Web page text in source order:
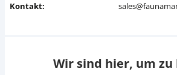
Kontakt:
Wir sind hier, um zu